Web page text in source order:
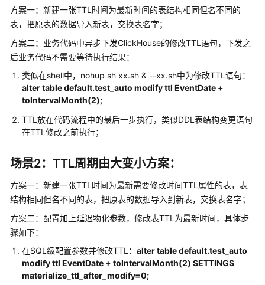
务
公
告
品
介
绍
计
说
明
快
速
入
门
用
户
方案一：新建一张TTL时间为最新时间的表结构相同但名不同的
表，把原表的数据导入新表，交换表名字；
方案二：业务代码中异步下发ClickHouse的修改TTL语句，下发之
后业务代码不需要等待执行结果：
类似在shell中，nohup sh xx.sh & --xx.sh中为修改TTL语句：
alter table default.test_auto modify ttl EventDate +
toIntervalMonth(2);
TTL放在代码流程中的最后一步执行，类似DDL表结构变更语句
在TTL修改之前执行；
场景2：TTL周期由大变小方案：
方案一：新建一张TTL时间为最新需要修改时间TTL属性的表，表
结构相同但名不同的表，把原表的数据导入到新表，交换表名字；
方案二：配置加上延迟物化参数，修改表TTL为最新时间，具体步
骤如下：
在SQL级配置参数并修改TTL： alter table default.test_auto
modify ttl EventDate + toIntervalMonth(2) SETTINGS
materialize_ttl_after_modify=0;